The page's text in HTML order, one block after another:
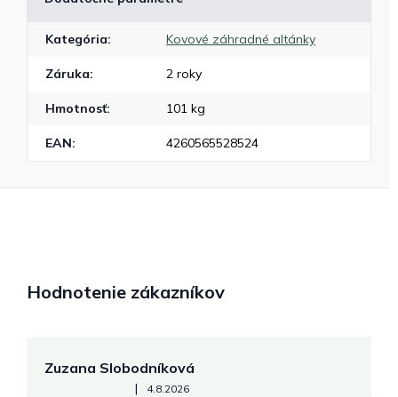
Kategória: Kovové záhradné altánky
Záruka: 2 roky
Hmotnosť: 101 kg
EAN: 4260565528524
Hodnotenie zákazníkov
Zuzana Slobodníková
Hodnotenie obchodu je 5 z 5 hviezdičiek.
| 4.8.2026